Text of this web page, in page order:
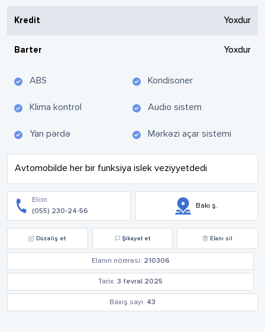
Kredit Yoxdur
Barter Yoxdur
ABS Kondisoner
Klima kontrol Audio sistem
Yan pərdə Mərkəzi açar sistemi
Avtomobilde her bir funksiya islek veziyyetdedi
Elcin
(055) 230-24-56
Bakı ş.
Düzəliş et Şikayət et Elanı sil
Elanın nömrəsi: 210306
Tarix: 3 fevral 2025
Baxış sayı: 43